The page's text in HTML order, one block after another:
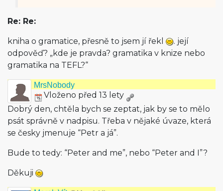
Re: Re:
kniha o gramatice, přesně to jsem jí řekl
. její
odpověď? „kde je pravda? gramatika v knize nebo
gramatika na TEFL?“
MrsNobody
Vloženo před 13 lety
Dobrý den, chtěla bych se zeptat, jak by se to mělo
psát správně v nadpisu. Třeba v nějaké úvaze, která
se česky jmenuje “Petr a já”.
Bude to tedy: “Peter and me”, nebo “Peter and I”?
Děkuji